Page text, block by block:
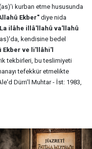
kurban etme hususunda
Ekber" diye nida
ilâhe illâ'llahû va'llahû
kendisine bedel
Ekber ve li'llâhi'l
tekbirleri, bu teslimiyeti
tefekkür etmelikte
Dürri'l Muhtar - İst: 1983,